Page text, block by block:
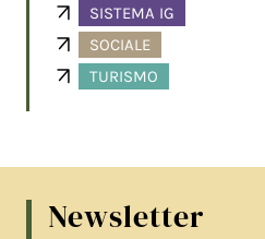
SISTEMA IG
SOCIALE
TURISMO
Newsletter